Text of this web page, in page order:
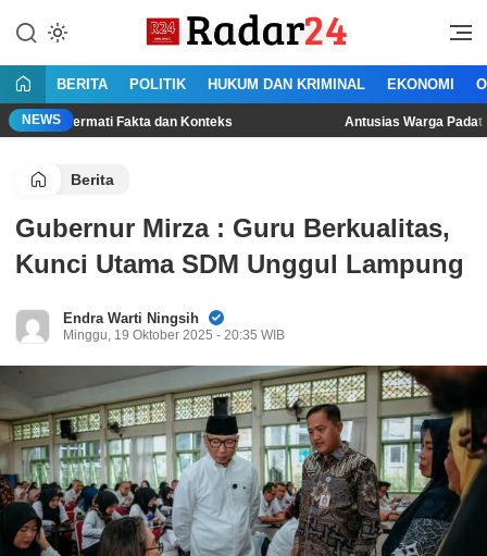
konten
Radar24.co.id
Jujur Lantang Bersuara
BERITA POLITIK HUKUM DAN KRIMINAL EKONOMI
NEWS
Fakta dan Konteks Antusias Warga Padati Lokasi
Berita
Gubernur Mirza : Guru Berkualitas,
Kunci Utama SDM Unggul Lampung
Endra Warti Ningsih
Minggu, 19 Oktober 2025 - 20:35 WIB